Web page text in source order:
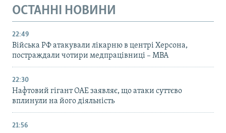
ОСТАННІ НОВИНИ
22:49
Війська РФ атакували лікарню в центрі Херсона,
постраждали чотири медпрацівниці – МВА
22:30
Нафтовий гігант ОАЕ заявляє, що атаки суттєво
вплинули на його діяльність
21:56